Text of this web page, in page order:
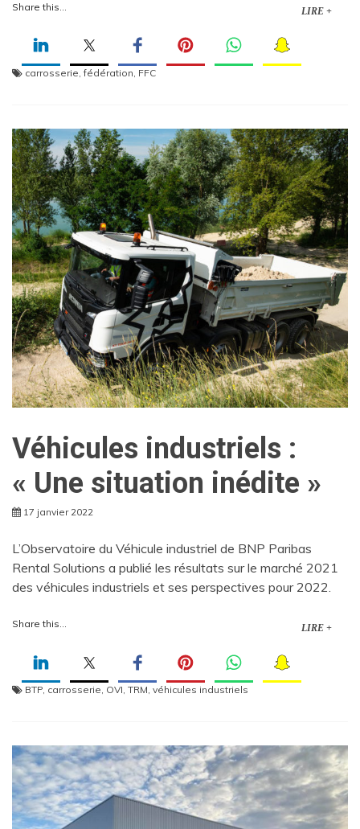
Share this... LIRE +
carrosserie ,fédération FFC
Véhicules industriels :
« Une situation inédite »
17 janvier 2022
L’Observatoire du Véhicule industriel de BNP Paribas
Rental Solutions a publié les résultats sur le marché 2021
des véhicules industriels et ses perspectives pour 2022.
Share this... LIRE +
BTP, carrosserie, OVI, TRM, véhicules industriels